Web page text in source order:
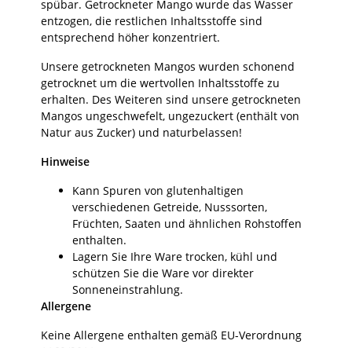
spübar. Getrockneter Mango wurde das Wasser
entzogen, die restlichen Inhaltsstoffe sind
entsprechend höher konzentriert.
Unsere getrockneten Mangos wurden schonend
getrocknet um die wertvollen Inhaltsstoffe zu
erhalten. Des Weiteren sind unsere getrockneten
Mangos ungeschwefelt, ungezuckert (enthält von
Natur aus Zucker) und naturbelassen!
Hinweise
Kann Spuren von glutenhaltigen
verschiedenen Getreide, Nusssorten,
Früchten, Saaten und ähnlichen Rohstoffen
enthalten.
Lagern Sie Ihre Ware trocken, kühl und
schützen Sie die Ware vor direkter
Sonneneinstrahlung.
Allergene
Keine Allergene enthalten gemäß EU-Verordnung